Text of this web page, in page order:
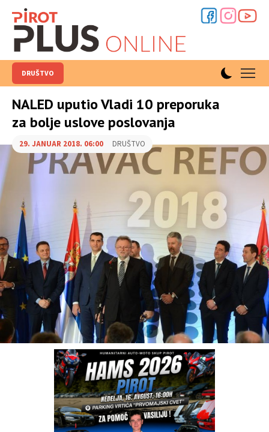
DRUŠTVO
NALED uputio Vladi 10 preporuka
za bolje uslove poslovanja
29. JANUAR 2018. 06:00 DRUŠTVO